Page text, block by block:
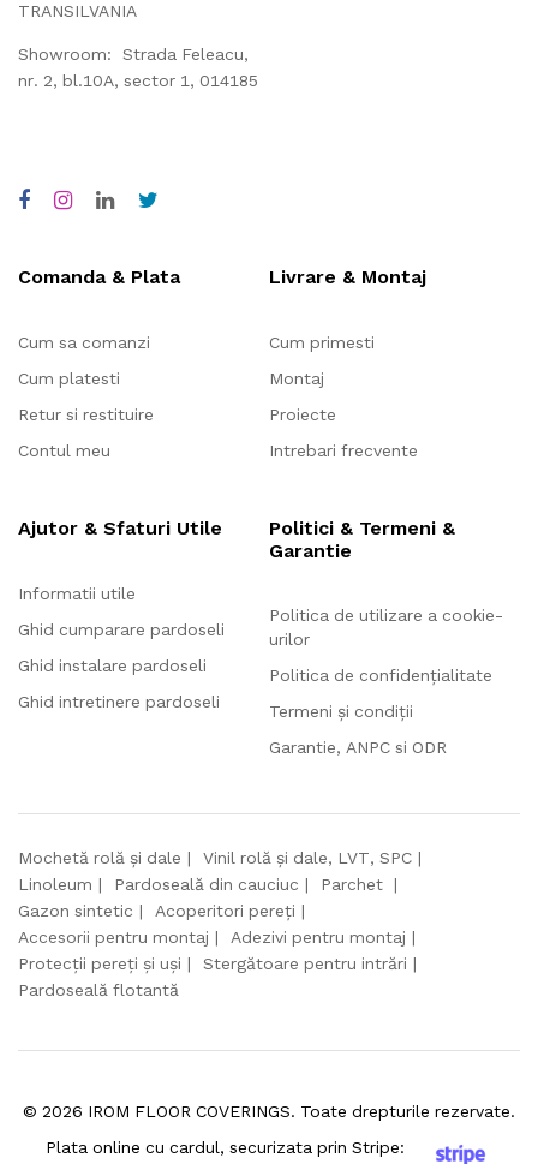
TRANSILVANIA
Showroom: Strada Feleacu,
nr. 2, bl.10A, sector 1, 014185
Comanda & Plata
Cum sa comanzi
Cum platesti
Retur si restituire
Contul meu
Livrare & Montaj
Cum primesti
Montaj
Proiecte
Intrebari frecvente
Ajutor & Sfaturi Utile
Informatii utile
Ghid cumparare pardoseli
Ghid instalare pardoseli
Ghid intretinere pardoseli
Politici & Termeni &
Garantie
Politica de utilizare a cookie-
urilor
Politica de confidențialitate
Termeni și condiții
Garantie, ANPC si ODR
Mochetă rolă și dale
Vinil rolă și dale, LVT, SPC
Linoleum
Pardoseală din cauciuc
Parchet
Gazon sintetic
Acoperitori pereți
Accesorii pentru montaj
Adezivi pentru montaj
Protecții pereți și uși
Stergătoare pentru intrări
Pardoseală flotantă
© 2026 IROM FLOOR COVERINGS. Toate drepturile rezervate.
Plata online cu cardul, securizata prin Stripe: